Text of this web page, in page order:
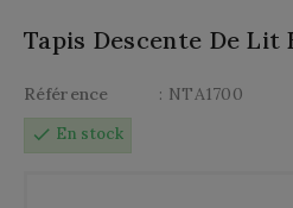
Tapis Descente De Lit
Référence
: NTA1700
check En stock